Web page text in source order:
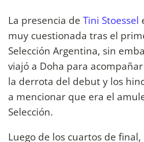
La presencia de Tini Stoessel
muy cuestionada tras el
Selección Argentina, sin
viajó a Doha para
la derrota del debut y los
a mencionar que era el
Selección.
Luego de los cuartos de